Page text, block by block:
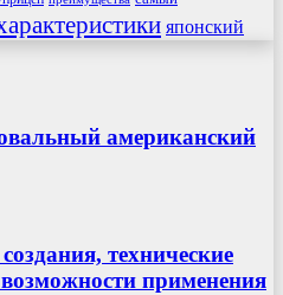
японский
американский
технические
применения